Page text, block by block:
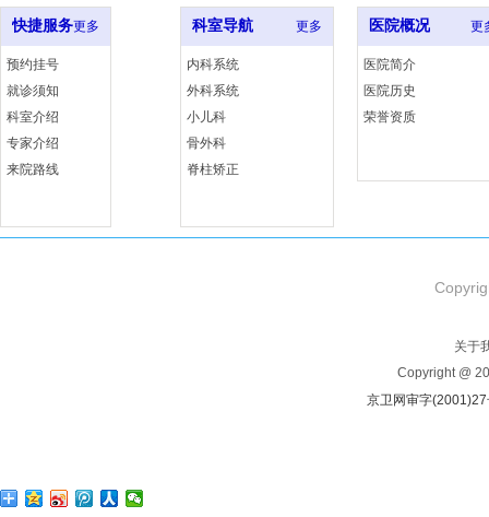
快捷服务更多
预约挂号
就诊须知
科室介绍
专家介绍
来院路线
科室导航 更多
内科系统
外科系统
小儿科
骨外科
脊柱矫正
医院概况 更
医院简介
医院历史
荣誉资质
关于
Copyright @
京卫网审字(2001)27